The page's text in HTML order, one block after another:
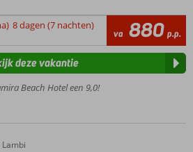
8 dagen (7 nachten)
va 880 p.p.
Beach Hotel een 9,0!
deze vakantie
Lambi